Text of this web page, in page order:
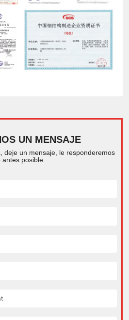
UN MENSAJE
deje un mensaje, le responderemos
antes posible.